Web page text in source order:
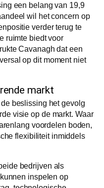
een belang van 19,9
wil het concern op
verder terug te
ruimte biedt voor
Cavanagh dat een
op dit moment niet
markt
beslissing het gevolg
visie op de markt. Waar
voordelen boden,
flexibiliteit inmiddels
bedrijven als
inspelen op